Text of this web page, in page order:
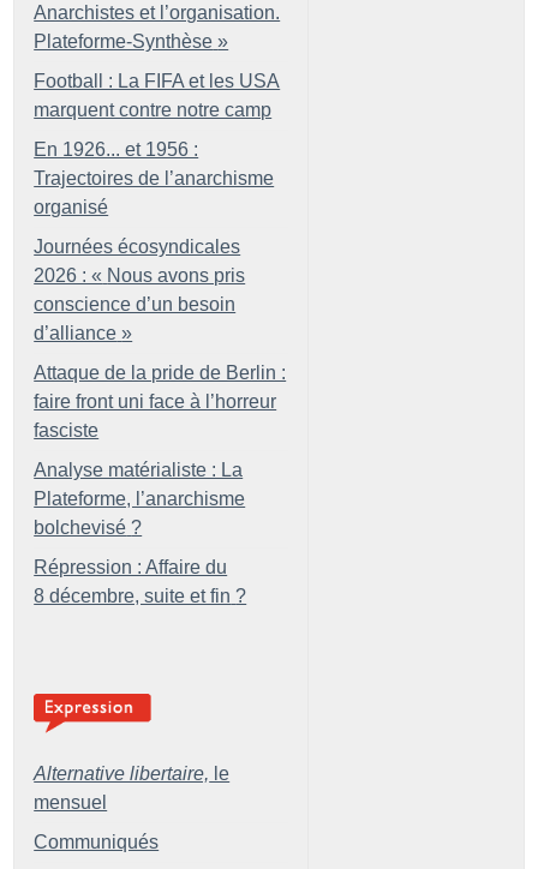
Anarchistes et l’organisation.
Plateforme-Synthèse »
Football : La FIFA et les USA
marquent contre notre camp
En 1926... et 1956 :
Trajectoires de l’anarchisme
organisé
Journées écosyndicales
2026 : « Nous avons pris
conscience d’un besoin
d’alliance »
Attaque de la pride de Berlin :
faire front uni face à l’horreur
fasciste
Analyse matérialiste : La
Plateforme, l’anarchisme
bolchevisé ?
Répression : Affaire du
8 décembre, suite et fin ?
Alternative libertaire, le
mensuel
Communiqués